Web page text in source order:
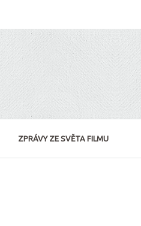
ZPRÁVY ZE SVĚTA FILMU